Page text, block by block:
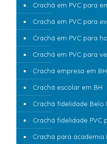
Crachá em PVC para
Crachá em PVC para
Crachá em PVC para
Crachá em PVC para
Crachá empresa em BH
Crachá escolar em BH
Crachá fidelidade Belo
Crachá fidelidade PVC
Crachá para academia